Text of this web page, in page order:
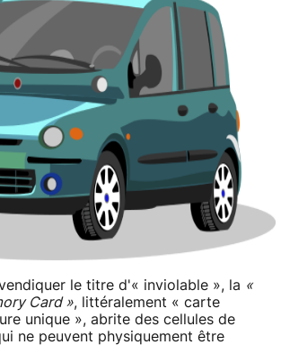
le titre d'« inviolable », la «
Card », littéralement « carte
unique », abrite des cellules de
ne peuvent physiquement être